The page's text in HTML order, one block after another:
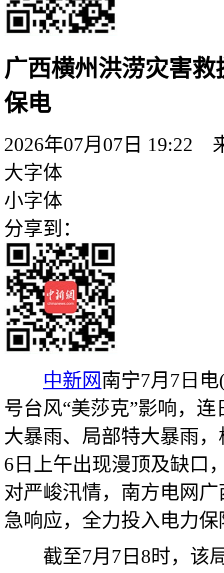
广西横州洪涝灾害
保电
2026年07月07日 19:22
大字体
小字体
分享到：
中新网南宁7月7日
号台风“美莎克”影响，
大暴雨、局部特大暴雨
6日上午出现漫顶及缺口
对严峻汛情，南方电网
急响应，全力投入电力保
截至7月7日8时，该局